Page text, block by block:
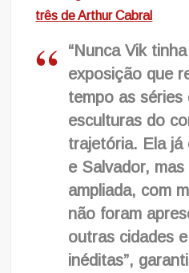
três de Arthur Cabral
“Nunca Vik
exposição que
tempo as
esculturas do
trajetória. Ela já
e Salvador,
ampliada, com
não foram
outras cidades
inéditas”,